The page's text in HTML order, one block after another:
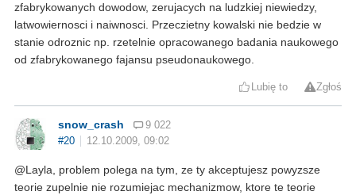
zfabrykowanych dowodow, zerujacych na ludzkiej niewiedzy,
latwowiernosci i naiwnosci. Przeczietny kowalski nie bedzie w
stanie odroznic np. rzetelnie opracowanego badania naukowego
od zfabrykowanego fajansu pseudonaukowego.
Lubię to Zgłoś
snow_crash
9 022
#20
12.10.2009, 09:02
@Layla, problem polega na tym, ze ty akceptujesz powyzsze
teorie zupelnie nie rozumiejac mechanizmow, ktore te teorie